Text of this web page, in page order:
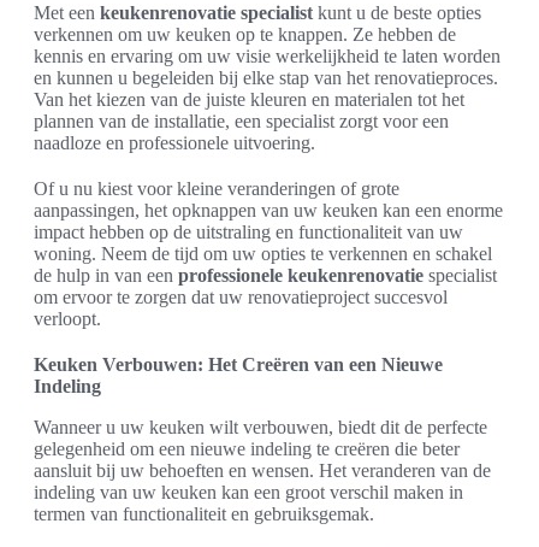
Met een keukenrenovatie specialist kunt u de beste opties
verkennen om uw keuken op te knappen. Ze hebben de
kennis en ervaring om uw visie werkelijkheid te laten worden
en kunnen u begeleiden bij elke stap van het renovatieproces.
Van het kiezen van de juiste kleuren en materialen tot het
plannen van de installatie, een specialist zorgt voor een
naadloze en professionele uitvoering.
Of u nu kiest voor kleine veranderingen of grote
aanpassingen, het opknappen van uw keuken kan een enorme
impact hebben op de uitstraling en functionaliteit van uw
woning. Neem de tijd om uw opties te verkennen en schakel
de hulp in van een professionele keukenrenovatie specialist
om ervoor te zorgen dat uw renovatieproject succesvol
verloopt.
Keuken Verbouwen: Het Creëren van een Nieuwe
Indeling
Wanneer u uw keuken wilt verbouwen, biedt dit de perfecte
gelegenheid om een nieuwe indeling te creëren die beter
aansluit bij uw behoeften en wensen. Het veranderen van de
indeling van uw keuken kan een groot verschil maken in
termen van functionaliteit en gebruiksgemak.